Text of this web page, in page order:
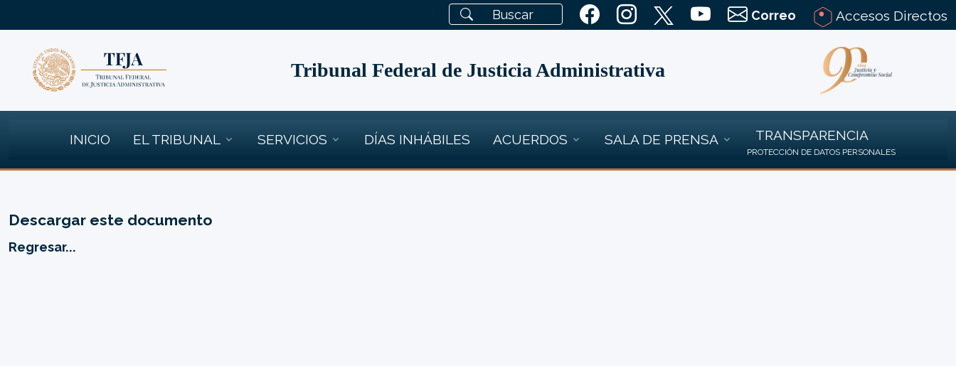
Correo Accesos Directos
Tribunal Federal de Justicia Administrativa
INICIO EL TRIBUNAL SERVICIOS DÍAS INHÁBILES ACUERDOS SALA DE PRENSA TRANSPARENCIA
PROTECCIÓN DE DATOS PERSONALES
Descargar este documento
Regresar...